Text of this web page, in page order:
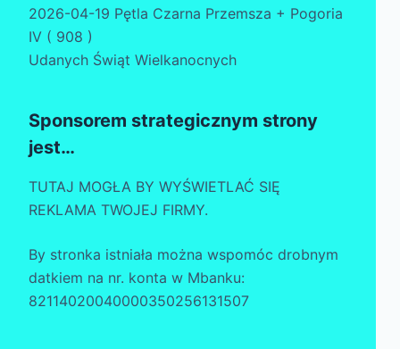
2026-04-19 Pętla Czarna Przemsza + Pogoria
IV ( 908 )
Udanych Świąt Wielkanocnych
Sponsorem strategicznym strony
jest…
TUTAJ MOGŁA BY WYŚWIETLAĆ SIĘ
REKLAMA TWOJEJ FIRMY.
By stronka istniała można wspomóc drobnym
datkiem na nr. konta w Mbanku:
82114020040000350256131507